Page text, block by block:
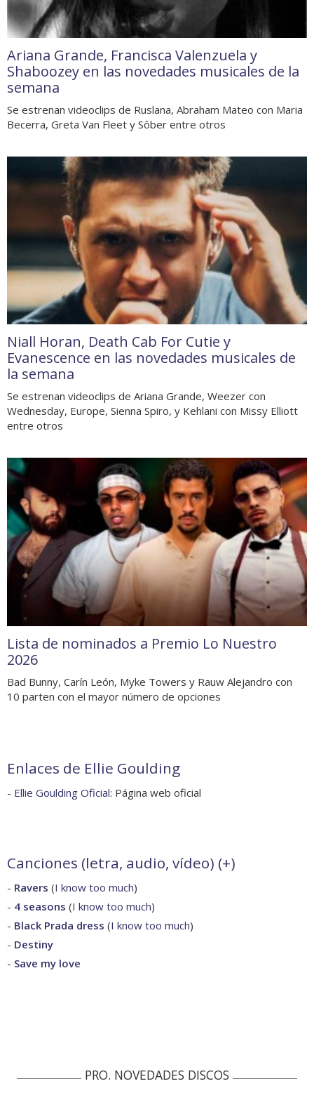
Ariana Grande, Francisca Valenzuela y
Shaboozey en las novedades musicales de la
semana
Se estrenan videoclips de Ruslana, Abraham Mateo con Maria
Becerra, Greta Van Fleet y Sôber entre otros
Niall Horan, Death Cab For Cutie y
Evanescence en las novedades musicales de
la semana
Se estrenan videoclips de Ariana Grande, Weezer con
Wednesday, Europe, Sienna Spiro, y Kehlani con Missy Elliott
entre otros
Lista de nominados a Premio Lo Nuestro
2026
Bad Bunny, Carín León, Myke Towers y Rauw Alejandro con
10 parten con el mayor número de opciones
Enlaces de Ellie Goulding
- Ellie Goulding Oficial: Página web oficial
Canciones (letra, audio, vídeo) (+)
- Ravers (I know too much)
- 4 seasons (I know too much)
- Black Prada dress (I know too much)
- Destiny
- Save my love
PRO. NOVEDADES DISCOS